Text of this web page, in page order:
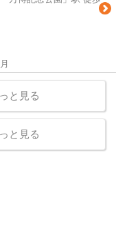
と見る
と見る